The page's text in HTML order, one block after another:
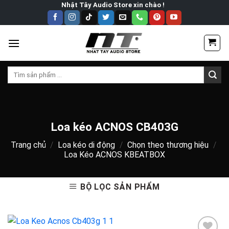
Nhật Tây Audio Store xin chào !
Tìm
Loa kéo ACNOS CB403G
Trang chủ / Loa kéo di động / Chọn theo thương hiệu /
Loa Kéo ACNOS KBEATBOX
BỘ LỌC SẢN PHẨM